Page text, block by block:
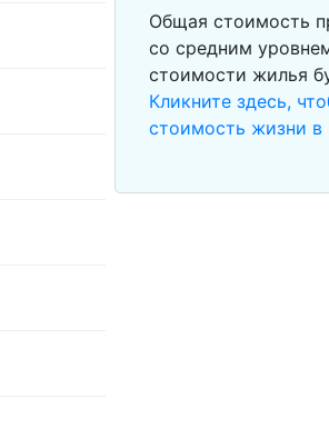
Общая стоимость
со средним
стоимости жилья
Кликните здесь,
стоимость жизни в